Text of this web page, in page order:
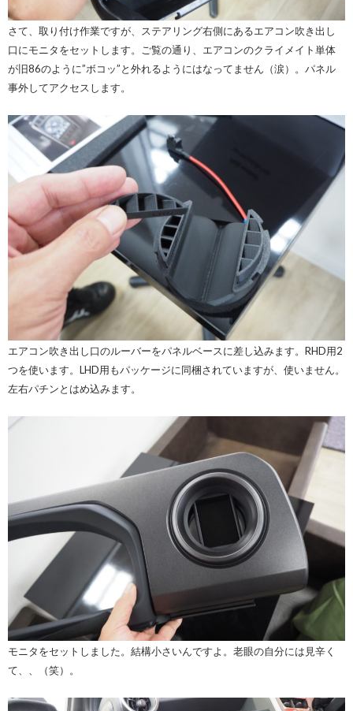
さて、取り付け作業ですが、ステアリング右側にあるエアコン吹き出し
口にモニタをセットします。ご覧の通り、エアコンのクライメイト単体
が旧86のように”ボコッ”と外れるようにはなってません（涙）。パネル
事外してアクセスします。
エアコン吹き出し口のルーバーをパネルベースに差し込みます。RHD用2
つを使います。LHD用もパッケージに同梱されていますが、使いません。
左右パチンとはめ込みます。
モニタをセットしました。結構小さいんですよ。老眼の自分には見辛く
て、、（笑）。